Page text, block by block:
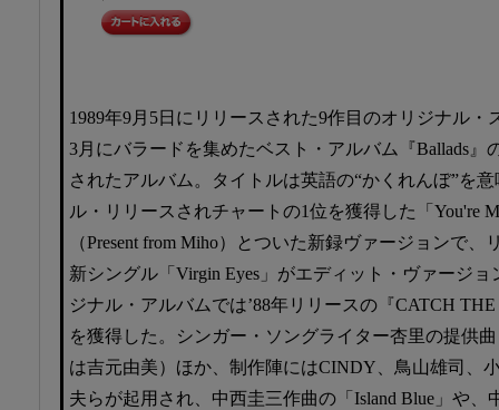
1989年9月5日にリリースされた9作目のオリジナル・
3月にバラードを集めたベスト・アルバム『Ballads』
されたアルバム。タイトルは英語の“かくれんぼ”を
ル・リリースされチャートの1位を獲得した「You're
（Present from Miho）とついた新録ヴァージョンで
新シングル「Virgin Eyes」がエディット・ヴァージ
ジナル・アルバムでは’88年リリースの『CATCH
を獲得した。シンガー・ソングライター杏里の提供
は吉元由美）ほか、制作陣にはCINDY、鳥山雄司、
夫らが起用され、中西圭三作曲の「Island Blue」や